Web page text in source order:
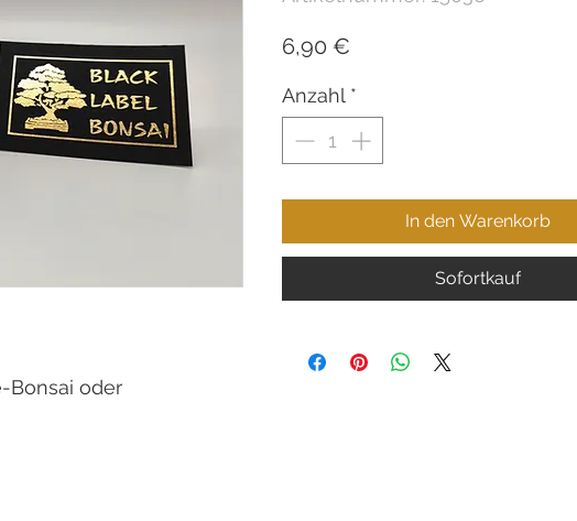
Bonsai oder
6,90 €
Anzahl *
In den Warenkorb
Sofortkauf